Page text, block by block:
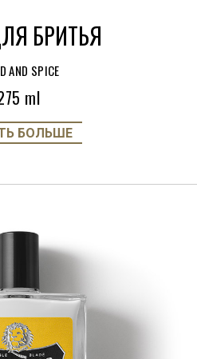
БРИТЬЯ
AND SPICE
ml
БОЛЬШЕ